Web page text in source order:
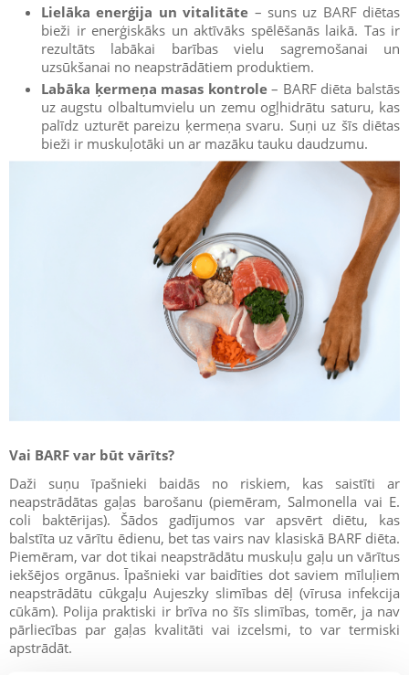
Lielāka enerģija un vitalitāte – suns uz BARF diētas
bieži ir enerģiskāks un aktīvāks spēlēšanās laikā. Tas ir
rezultāts labākai barības vielu sagremošanai un
uzsūkšanai no neapstrādātiem produktiem.
Labāka ķermeņa masas kontrole– BARF diēta balstās
uz augstu olbaltumvielu un zemu ogļhidrātu saturu, kas
palīdz uzturēt pareizu ķermeņa svaru. Suņi uz šīs diētas
bieži ir muskuļotāki un ar mazāku tauku daudzumu.
Vai BARF var būt vārīts?
Daži suņu īpašnieki baidās no riskiem, kas saistīti ar
neapstrādātas gaļas barošanu (piemēram, Salmonella vai E.
coli baktērijas). Šādos gadījumos var apsvērt diētu, kas
balstīta uz vārītu ēdienu, bet tas vairs nav klasiskā BARF diēta.
Piemēram, var dot tikai neapstrādātu muskuļu gaļu un vārītus
iekšējos orgānus. Īpašnieki var baidīties dot saviem mīluļiem
neapstrādātu cūkgaļu Aujeszky slimības dēļ (vīrusa infekcija
cūkām). Polija praktiski ir brīva no šīs slimības, tomēr, ja nav
pārliecības par gaļas kvalitāti vai izcelsmi, to var termiski
apstrādāt.